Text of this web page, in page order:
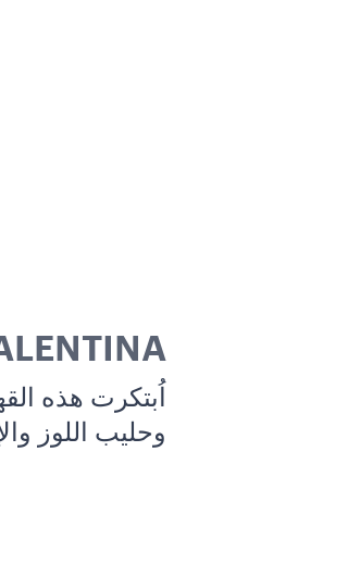
اُبتكرت هذه
وحليب اللوز